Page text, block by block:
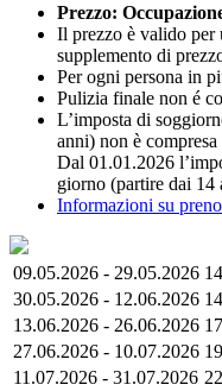
Prezzo:
Il prezzo è valido
supplemento di
Per ogni persona in
Pulizia finale non é
L’imposta di
anni) non è
Dal 01.01.2026
giorno (partire dai 14
Informazioni su
09.05.2026 - 29.05.2026
30.05.2026 - 12.06.2026
13.06.2026 - 26.06.2026
27.06.2026 - 10.07.2026
11.07.2026 - 31.07.2026